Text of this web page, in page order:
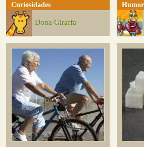
Curiosidades
Dona Giraffa
Humor